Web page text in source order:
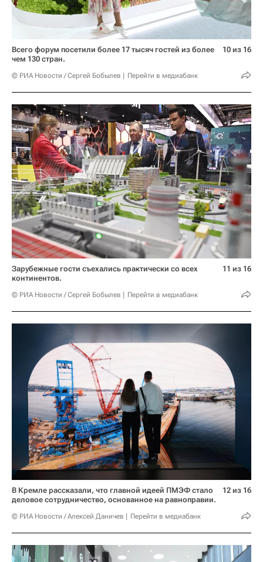
Всего форум посетили более 17 тысяч гостей из более
чем 130 стран.
© РИА Новости / Сергей Бобылев Перейти в медиабанк
10 из 16
Зарубежные гости съехались практически со всех
континентов.
© РИА Новости / Сергей Бобылев Перейти в медиабанк
11 из 16
В Кремле рассказали, что главной идеей ПМЭФ стало
деловое сотрудничество, основанное на равноправии.
© РИА Новости / Алексей Даничев Перейти в медиабанк
12 из 16